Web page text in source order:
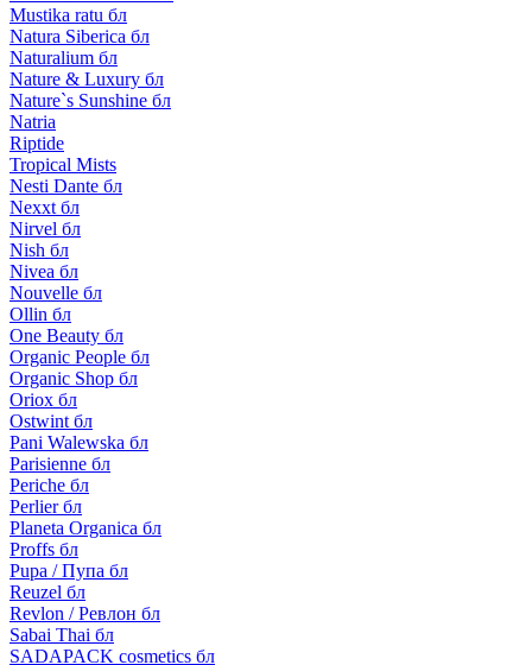
Mustika ratu бл
Natura Siberica бл
Naturalium бл
Nature & Luxury бл
Nature`s Sunshine бл
Natria
Riptide
Tropical Mists
Nesti Dante бл
Nexxt бл
Nirvel бл
Nish бл
Nivea бл
Nouvelle бл
Ollin бл
One Beauty бл
Organic People бл
Organic Shop бл
Oriox бл
Ostwint бл
Pani Walewska бл
Parisienne бл
Periche бл
Perlier бл
Planeta Organica бл
Proffs бл
Pupa / Пупа бл
Reuzel бл
Revlon / Ревлон бл
Sabai Thai бл
SADAPACK cosmetics бл